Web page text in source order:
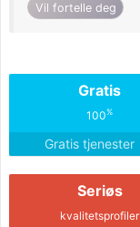
Vil fortelle deg
Gratis
100%
Gratis tjenester
Seriøs
kvalitetsprofiler